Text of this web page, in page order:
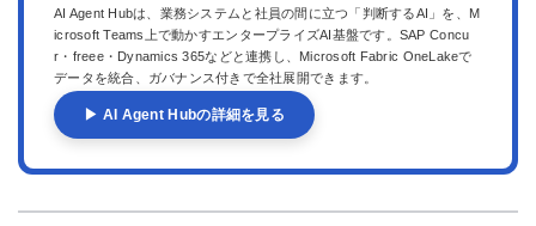
AI Agent Hubは、業務システムと社員の間に立つ「判断するAI」を、M
icrosoft Teams上で動かすエンタープライズAI基盤です。SAP Concu
r・freee・Dynamics 365などと連携し、Microsoft Fabric OneLakeで
データを統合、ガバナンス付きで全社展開できます。
▶ AI Agent Hubの詳細を見る